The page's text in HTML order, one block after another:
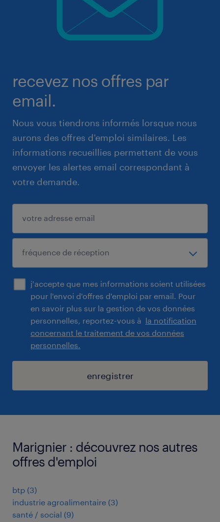
recevez nos offres par
email.
Nous vous tiendrons informés lorsque nous
aurons des offres d'emploi similaires. Les
informations recueillies permettent de vous
envoyer les alertes email correspondant à
votre demande.
j'accepte que mes informations soient utilisées
pour l'envoi d'offres d'emploi par email. Pour
en savoir plus sur la gestion de vos données
personnelles, reportez-vous à la notification
concernant le traitement de vos données
personnelles.
enregistrer
Marignier : découvrez nos autres
offres d'emploi
btp (3)
industrie agroalimentaire (3)
santé / social (9)